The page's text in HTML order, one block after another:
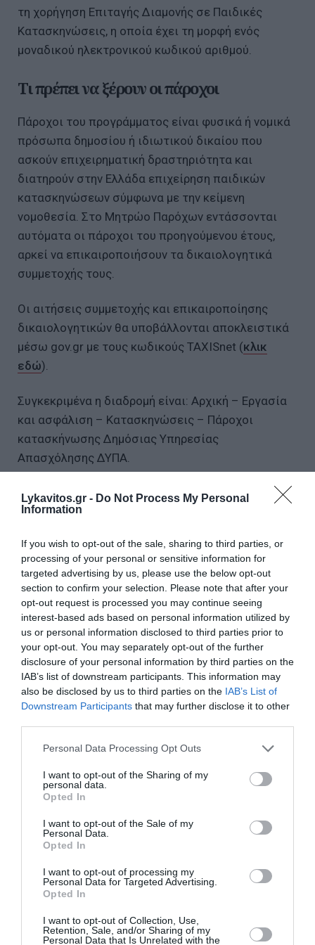
Lykavitos.gr - Do Not Process My Personal
Information
If you wish to opt-out of the sale, sharing to third parties, or
processing of your personal or sensitive information for
targeted advertising by us, please use the below opt-out
section to confirm your selection. Please note that after your
opt-out request is processed you may continue seeing
interest-based ads based on personal information utilized by
us or personal information disclosed to third parties prior to
your opt-out. You may separately opt-out of the further
disclosure of your personal information by third parties on the
IAB’s list of downstream participants. This information may
also be disclosed by us to third parties on the IAB’s List of
Downstream Participants that may further disclose it to other
Please note that this website/app uses one or more Google
not limited to your visit or usage behaviour. You may click to
grant or deny consent to Google and its third-party tags to
use your data for below specified purposes in below Google
consent section.
Personal Data Processing Opt Outs
I want to opt-out of the Sharing of my
personal data.
Opted In
I want to opt-out of the Sale of my
Personal Data.
Opted In
I want to opt-out of processing my
Personal Data for Targeted Advertising.
Opted In
I want to opt-out of Collection, Use,
Retention, Sale, and/or Sharing of my
Personal Data that Is Unrelated with the
τη χορήγηση Επιταγής Διαμονής σε Παιδικές
Κατασκηνώσεις, η οποία έχει τη μορφή ενός
μοναδικού ηλεκτρονικού κωδικού αριθμού.
Τι πρέπει να ξέρουν οι πάροχοι
Πάροχοι του προγράμματος είναι φυσικά ή νομικά
πρόσωπα δημοσίου ή ιδιωτικού δικαίου που
ασκούν επιχειρηματική δραστηριότητα και
διατηρούν στην Ελλάδα επιχείρηση παιδικών
κατασκηνώσεων σύμφωνα με την κείμενη
νομοθεσία. Στο Μητρώο Παρόχων εντάσσονται
αυτόματα οι πάροχοι του προηγούμενου έτους,
αρκεί να επικαιροποιήσουν τα δικαιολογητικά
συμμετοχής τους.
Οι αιτήσεις συμμετοχής και επικαιροποίησης
δικαιολογητικών θα υποβάλλονται αποκλειστικά
μέσω gov.gr με τους κωδικούς TAXISnet (κλικ
εδώ).
Συγκεκριμένα η διαδρομή είναι: Αρχική – Εργασία
και ασφάλιση – Κατασκηνώσεις – Πάροχοι
κατασκήνωσης Δημόσιας Υπηρεσίας
Απασχόλησης ΔΥΠΑ.
Στουρνάρας: Η ανεξαρτησία της ΤτΕ επιτρέπει
να υπηρετούμε την ανάπτυξη και την
Στο στόχαστρο της Εφορίας 55.000 οφειλέτες -
Πώς θα ειδοποιηθούν
Πάνω από 213 εκατ. ευρώ η στήριξη στους
κτηνοτρόφους που επλήγησαν από ζωονόσους
Ακολουθήστε το Lykavitos.gr
στο Google News
και μάθετε πρώτοι όλες τις
ειδήσεις
Ροή ειδήσεων
Καντερές: Προειδοποίηση για πλημμύρες μετά τις
Κοτόπουλο με μελιτζάνες
Ταϊλάνδη: Μαθητής άνοιξε πυρ σε σχολείο – Νεκρός
εκπαιδευτικός και τέσσερις τραυματίες
Έως 1.000 ευρώ από τον ΟΠΕΚΑ – Ποιοι είναι οι δικαιούχοι